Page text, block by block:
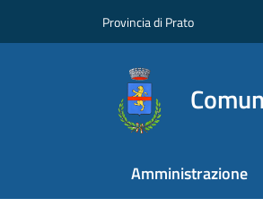
Provincia di Prato
Amministrazione